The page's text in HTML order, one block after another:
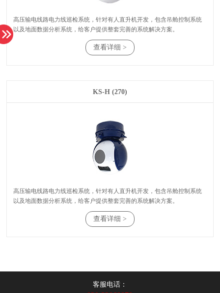
以及地面数据分析系统，给客户提供整套完善的系统解决方案。
查看详细 >
KS-H (270)
以及地面数据分析系统，给客户提供整套完善的系统解决方案。
查看详细 >
客服电话：